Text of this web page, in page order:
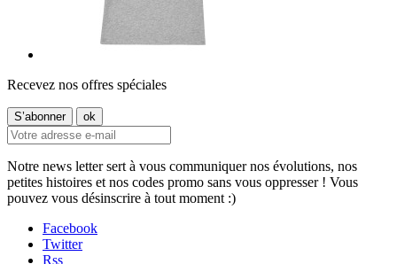
Recevez nos offres spéciales
Notre news letter sert à vous communiquer nos évolutions, nos
petites histoires et nos codes promo sans vous oppresser ! Vous
pouvez vous désinscrire à tout moment :)
Facebook
Twitter
Rss